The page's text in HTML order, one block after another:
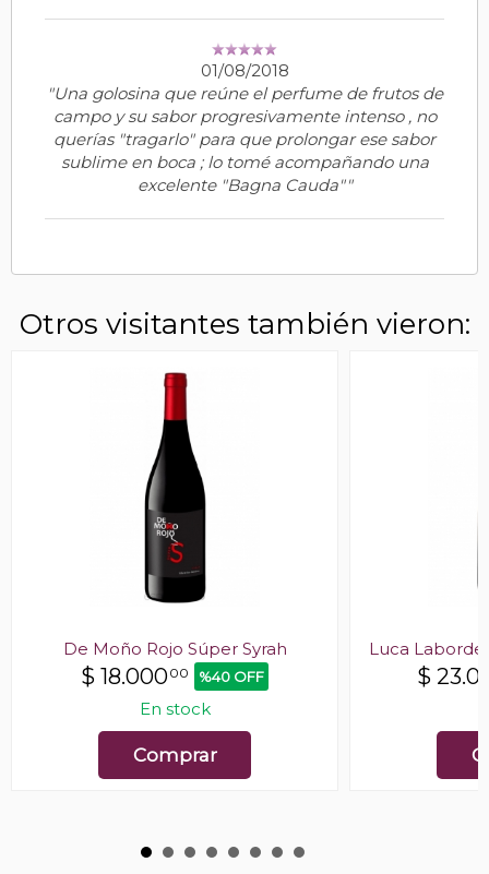
01/08/2018
"Una golosina que reúne el perfume de frutos de
campo y su sabor progresivamente intenso , no
querías "tragarlo" para que prolongar ese sabor
sublime en boca ; lo tomé acompañando una
excelente "Bagna Cauda""
Otros visitantes también vieron:
De Moño Rojo Súper Syrah
$ 18.00000 %40 OFF
En stock
Comprar
Luca
$